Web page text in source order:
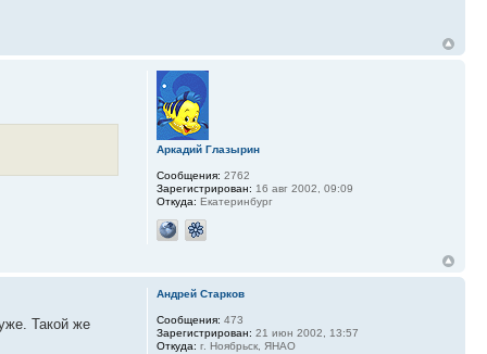
Аркадий Глазырин
Сообщения: 2762
Зарегистрирован: 16 авг 2002, 09:09
Откуда: Екатеринбург
Такой же
Андрей Старков
Сообщения: 473
Зарегистрирован: 21 июн 2002, 13:57
Откуда: г. Ноябрьск, ЯНАО